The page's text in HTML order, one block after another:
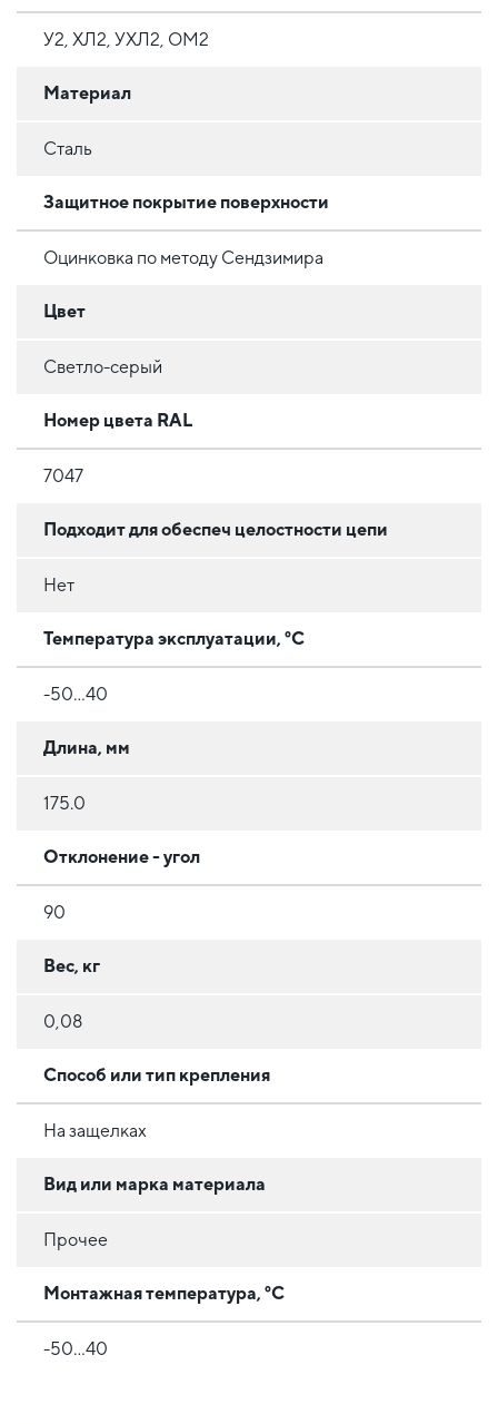
У2, ХЛ2, УХЛ2, ОМ2
Материал
Сталь
Защитное покрытие поверхности
Оцинковка по методу Сендзимира
Цвет
Светло-серый
Номер цвета RAL
7047
Подходит для обеспеч целостности цепи
Нет
Температура эксплуатации, °C
-50...40
Длина, мм
175.0
Отклонение - угол
90
Вес, кг
0,08
Способ или тип крепления
На защелках
Вид или марка материала
Прочее
Монтажная температура, °C
-50...40